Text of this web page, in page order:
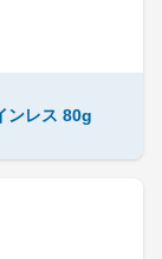
ンレス 80g